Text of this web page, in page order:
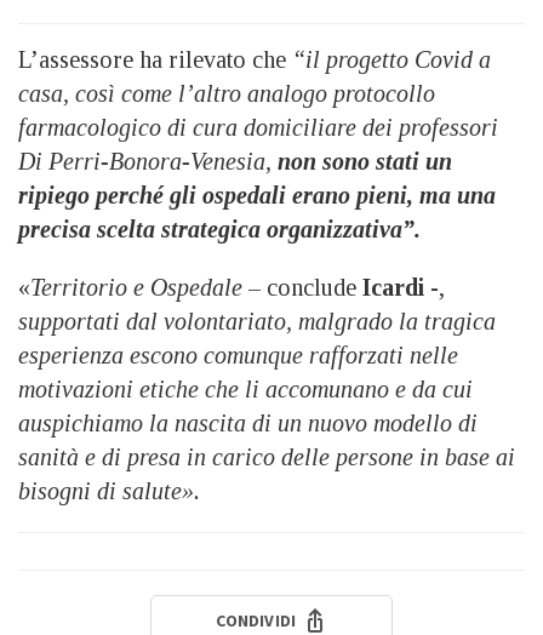
L’assessore ha rilevato che “il progetto Covid a
casa, così come l’altro analogo protocollo
farmacologico di cura domiciliare dei professori
Di Perri-Bonora-Venesia, non sono stati un
ripiego perché gli ospedali erano pieni, ma una
precisa scelta strategica organizzativa”.
«Territorio e Ospedale – conclude Icardi -,
supportati dal volontariato, malgrado la tragica
esperienza escono comunque rafforzati nelle
motivazioni etiche che li accomunano e da cui
auspichiamo la nascita di un nuovo modello di
sanità e di presa in carico delle persone in base ai
bisogni di salute».
CONDIVIDI